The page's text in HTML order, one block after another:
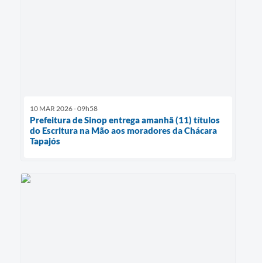
10 MAR 2026 - 09h58
Prefeitura de Sinop entrega amanhã (11) títulos
do Escritura na Mão aos moradores da Chácara
Tapajós